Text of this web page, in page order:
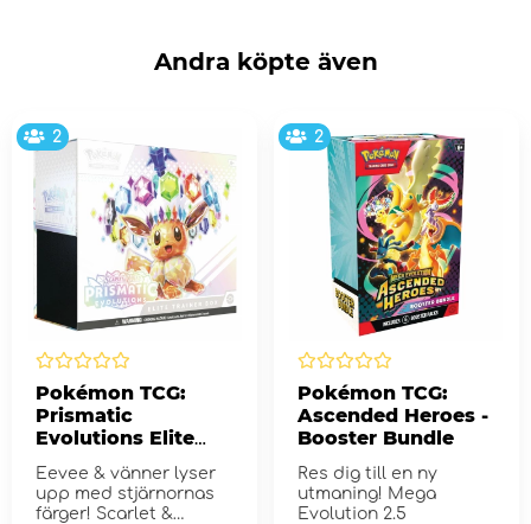
Andra köpte även
2
Pokémon TCG:
Prismatic
Evolutions Elite
Eevee & vänner lyser
upp med stjärnornas
färger! Scarlet &
2
Pokémon TCG:
Ascended Heroes -
Booster Bundle
Res dig till en ny
utmaning! Mega
Evolution 2.5